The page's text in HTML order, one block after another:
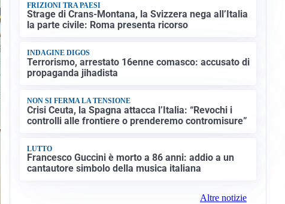
FRIZIONI TRA PAESI
Strage di Crans-Montana, la Svizzera nega all’Italia
la parte civile: Roma presenta ricorso
INDAGINE DIGOS
Terrorismo, arrestato 16enne comasco: accusato di
propaganda jihadista
NON SI FERMA LA TENSIONE
Crisi Ceuta, la Spagna attacca l’Italia: “Revochi i
controlli alle frontiere o prenderemo contromisure”
LUTTO
Francesco Guccini è morto a 86 anni: addio a un
cantautore simbolo della musica italiana
Altre notizie